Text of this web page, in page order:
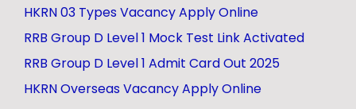
HKRN 03 Types Vacancy Apply Online
RRB Group D Level 1 Mock Test Link Activated
RRB Group D Level 1 Admit Card Out 2025
HKRN Overseas Vacancy Apply Online